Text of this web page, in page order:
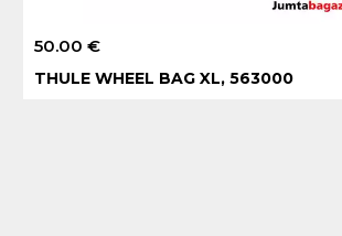
50.00 €
THULE WHEEL BAG XL, 563000